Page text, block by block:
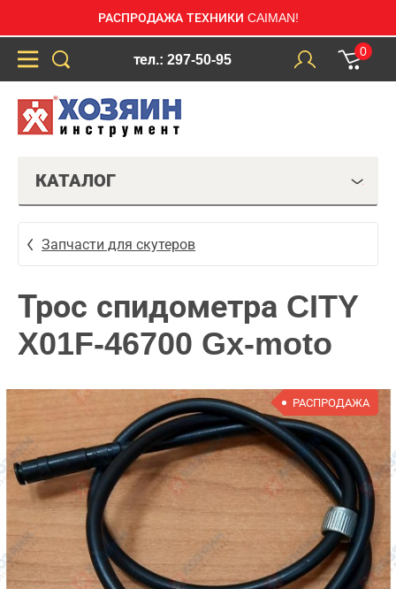
РАСПРОДАЖА ТЕХНИКИ CAIMAN!
тел.: 297-50-95
0
КАТАЛОГ
Запчасти для скутеров
Трос спидометра CITY
X01F-46700 Gx-moto
РАСПРОДАЖА